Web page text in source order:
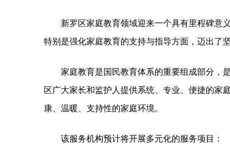
新罗区家庭教育领域迎来一个具有里程碑意
特别是强化家庭教育的支持与指导方面，迈出了
家庭教育是国民教育体系的重要组成部分，
区广大家长和监护人提供系统、专业、便捷的家
康、温暖、支持性的家庭环境。
该服务机构预计将开展多元化的服务项目：